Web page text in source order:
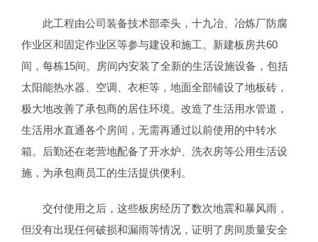
此工程由公司装备技术部牵头，十九冶、冶炼厂防腐
作业区和固定作业区等参与建设和施工。新建板房共60
间，每栋15间。房间内安装了全新的生活设施设备，包括
太阳能热水器、空调、衣柜等，地面全部铺设了地板砖，
极大地改善了承包商的居住环境。改造了生活用水管道，
生活用水直通各个房间，无需再通过以前使用的中转水
箱。后勤还在老营地配备了开水炉、洗衣房等公用生活设
施，为承包商员工的生活提供便利。
交付使用之后，这些板房经历了数次地震和暴风雨，
但没有出现任何破损和漏雨等情况，证明了房间质量安全